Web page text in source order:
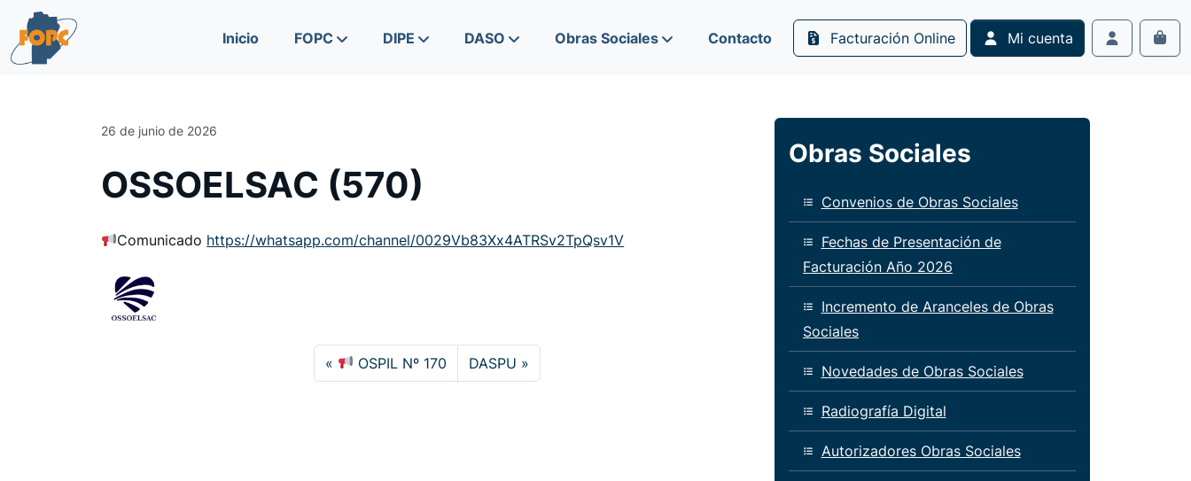
Skip to content
Skip to footer
Inicio
FOPC DIPE DASO Obras Sociales Contacto Facturación Online
Mi cuenta
Account
Cart
26 de junio de 2026
OSSOELSAC (570)
Comunicado https://whatsapp.com/channel/0029Vb83Xx4ATRSv2TpQsv1V
OSPIL Nº 170 DASPU
Obras Sociales
Convenios de Obras Sociales
Fechas de Presentación de
Facturación Año 2026
Incremento de Aranceles de Obras
Sociales
Novedades de Obras Sociales
Radiografía Digital
Autorizadores Obras Sociales